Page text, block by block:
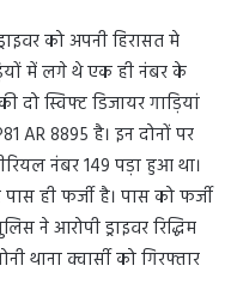
को अपनी हिरासत मे
में लगे थे एक ही नंबर के
दो स्विफ्ट डिजायर गाड़ियां
AR 8895 है। इन दोनों पर
नंबर 149 पड़ा हुआ था।
ही फर्जी है। पास को फर्जी
ने आरोपी ड्राइवर रिद्धिम
थाना क्वार्सी को गिरफ्तार